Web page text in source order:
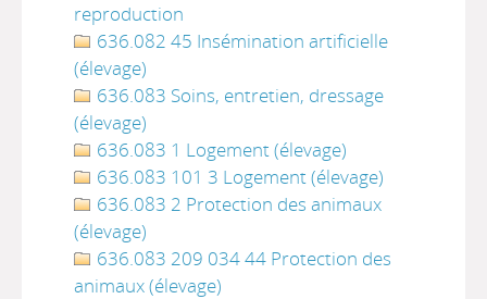
reproduction
636.082 45 Insémination artificielle
(élevage)
636.083 Soins, entretien, dressage
(élevage)
636.083 1 Logement (élevage)
636.083 101 3 Logement (élevage)
636.083 2 Protection des animaux
(élevage)
636.083 209 034 44 Protection des
animaux (élevage)